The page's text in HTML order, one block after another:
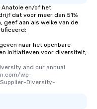
Anatole en/of het
dat voor meer dan 51%
geef aan als welke van de
naar het openbare
initiatieven voor diversiteit,
and our annual
wp-
Diversity-